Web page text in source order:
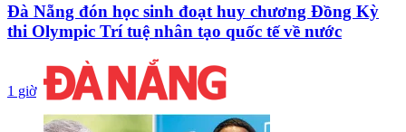
Đà Nẵng đón học sinh đoạt huy chương Đồng Kỳ
thi Olympic Trí tuệ nhân tạo quốc tế về nước
1 giờ